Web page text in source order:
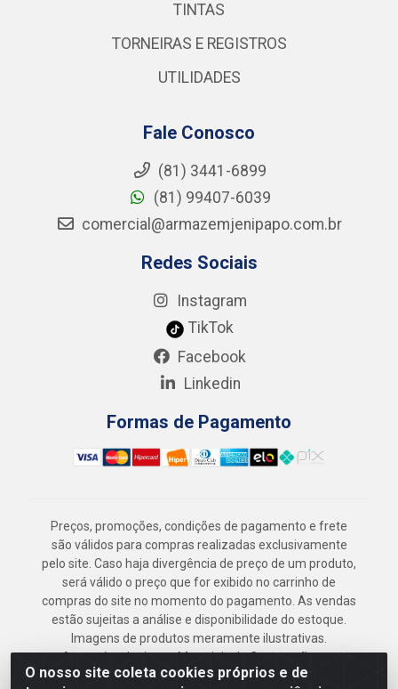
O nosso site coleta cookies próprios e de
TINTAS
TORNEIRAS E REGISTROS
UTILIDADES
Fale Conosco
(81) 3441-6899
(81) 99407-6039
comercial@armazemjenipapo.com.br
Redes Sociais
Instagram
TikTok
Facebook
Linkedin
Formas de Pagamento
Preços, promoções, condições de pagamento e frete
são válidos para compras realizadas exclusivamente
pelo site. Caso haja divergência de preço de um produto,
será válido o preço que for exibido no carrinho de
compras do site no momento do pagamento. As vendas
estão sujeitas a análise e disponibilidade do estoque.
Imagens de produtos meramente ilustrativas.
Armazém Jenipapo Materiais de Construção em
Geral LTDA - Rua das Flores, 2691 - Guabiraba,